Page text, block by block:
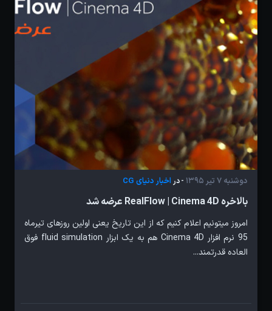
دوشنبه 7 تیر 1395 - دراخبار دنیای CG
بالاخره RealFlow | Cinema 4D عرضه شد
امروز میتونیم اعلام کنیم که از این تاریخ یعنی اولین روزهای تیرماه
95 نرم افزار Cinema 4D هم به یک ابزار fluid simulation فوق
العاده قدرتمند...